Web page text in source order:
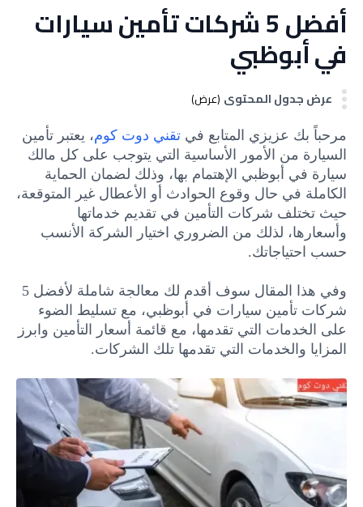
أفضل 5 شركات تأمين سيارات
في أبوظبي
عرض جدول المحتوى (عرض)
مرحباً بك عزيزي المتابع في تقني دوت كوم، يعتبر تأمين
السيارة من الأمور الأساسية التي يتوجب على كل مالك
سيارة في أبوظبي الإهتمام بها، وذلك لضمان الحماية
الكاملة في حال وقوع الحوادث أو الأعطال غير المتوقعة،
حيث تختلف شركات التأمين في تقديم خدماتها
وأسعارها، لذلك من الضروري اختيار الشركة الأنسب
حسب احتياجاتك.
وفي هذا المقال سوف أقدم لك معالجة شاملة لأفضل 5
شركات تأمين سيارات في أبوظبي، مع تسليط الضوء
على الخدمات التي تقدمها، مع قائمة أسعار التأمين وابرز
المزايا والخدمات التي تقدمها تلك الشركات.